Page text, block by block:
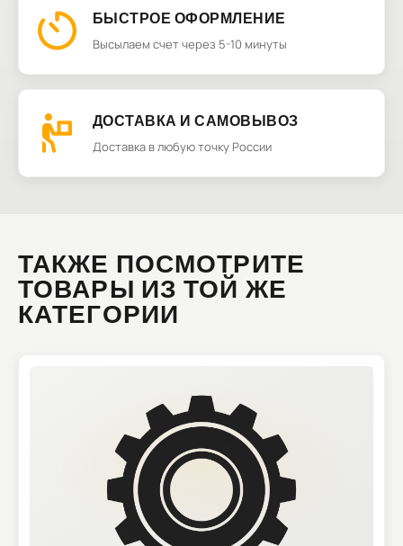
БЫСТРОЕ ОФОРМЛЕНИЕ
Высылаем счет через 5-10 минуты
ДОСТАВКА И САМОВЫВОЗ
Доставка в любую точку России
ТАКЖЕ ПОСМОТРИТЕ
ТОВАРЫ ИЗ ТОЙ ЖЕ
КАТЕГОРИИ